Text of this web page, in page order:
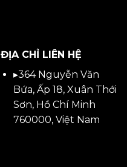
ĐỊA CHỈ LIÊN HỆ
▸364 Nguyễn Văn
Bứa, Ấp 18, Xuân Thới
Sơn, Hồ Chí Minh
760000, Việt Nam